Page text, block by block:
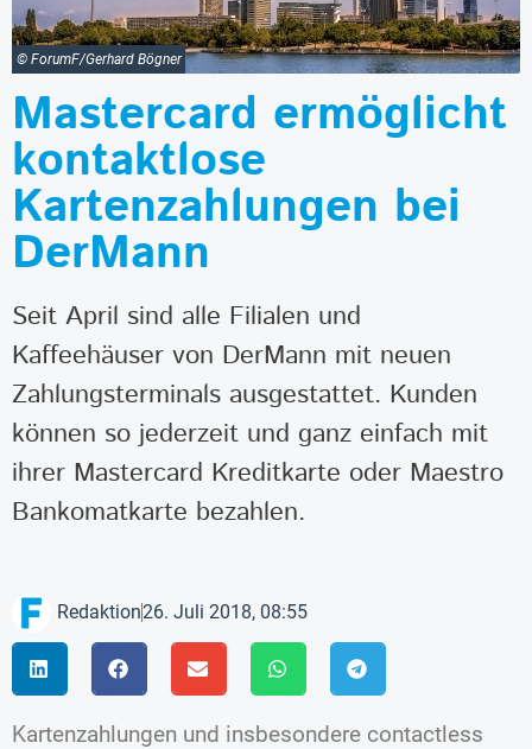
© ForumF/Gerhard Bögner
Mastercard ermöglicht
kontaktlose
Kartenzahlungen bei
DerMann
Seit April sind alle Filialen und
Kaffeehäuser von DerMann mit neuen
Zahlungsterminals ausgestattet. Kunden
können so jederzeit und ganz einfach mit
ihrer Mastercard Kreditkarte oder Maestro
Bankomatkarte bezahlen.
Redaktion26. Juli 2018, 08:55
Kartenzahlungen und insbesondere contactless